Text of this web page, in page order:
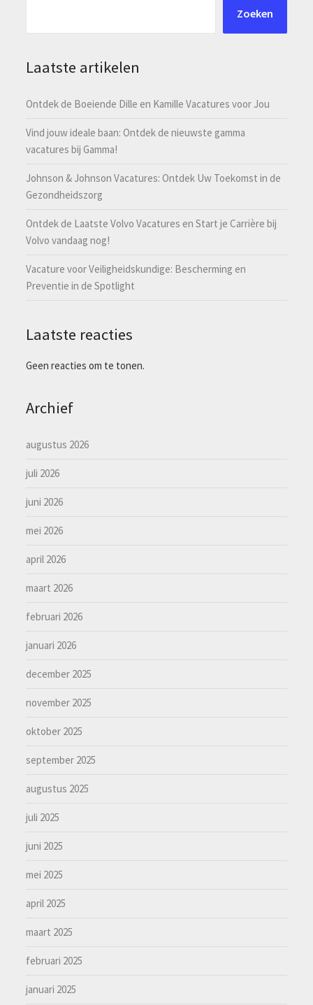
Zoeken
Laatste artikelen
Ontdek de Boeiende Dille en Kamille Vacatures voor Jou
Vind jouw ideale baan: Ontdek de nieuwste gamma
vacatures bij Gamma!
Johnson & Johnson Vacatures: Ontdek Uw Toekomst in de
Gezondheidszorg
Ontdek de Laatste Volvo Vacatures en Start je Carrière bij
Volvo vandaag nog!
Vacature voor Veiligheidskundige: Bescherming en
Preventie in de Spotlight
Laatste reacties
Geen reacties om te tonen.
Archief
augustus 2026
juli 2026
juni 2026
mei 2026
april 2026
maart 2026
februari 2026
januari 2026
december 2025
november 2025
oktober 2025
september 2025
augustus 2025
juli 2025
juni 2025
mei 2025
april 2025
maart 2025
februari 2025
januari 2025